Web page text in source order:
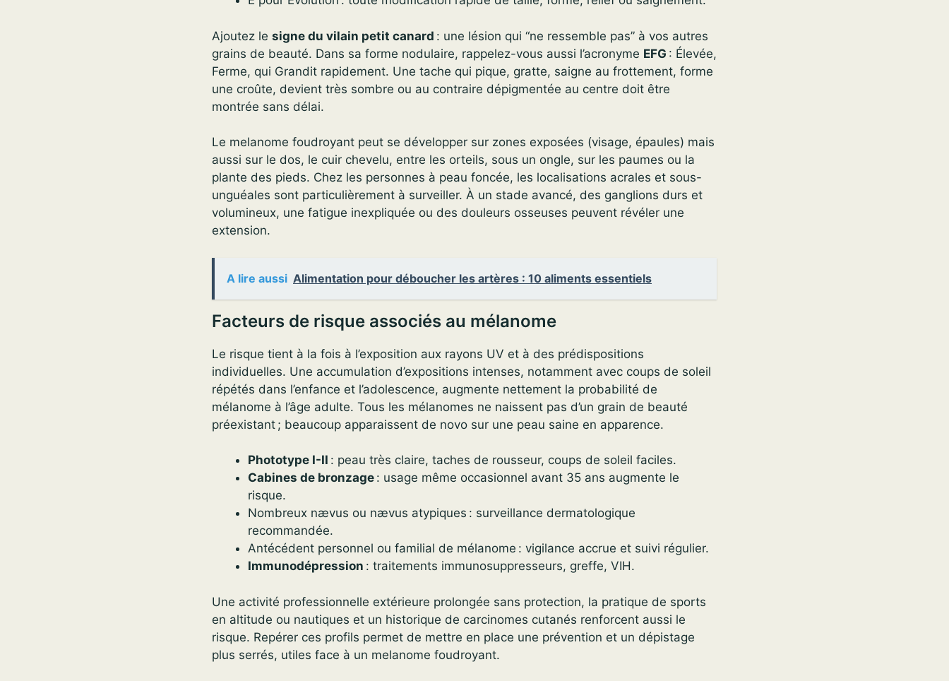
Ajoutez le signe du vilain petit canard : une lésion qui “ne ressemble pas” à vos autres
grains de beauté. Dans sa forme nodulaire, rappelez-vous aussi l’acronyme EFG : Élevée,
Ferme, qui Grandit rapidement. Une tache qui pique, gratte, saigne au frottement, forme
une croûte, devient très sombre ou au contraire dépigmentée au centre doit être
montrée sans délai.
Le melanome foudroyant peut se développer sur zones exposées (visage, épaules) mais
aussi sur le dos, le cuir chevelu, entre les orteils, sous un ongle, sur les paumes ou la
plante des pieds. Chez les personnes à peau foncée, les localisations acrales et sous-
unguéales sont particulièrement à surveiller. À un stade avancé, des ganglions durs et
volumineux, une fatigue inexpliquée ou des douleurs osseuses peuvent révéler une
extension.
A lire aussi Alimentation pour déboucher les artères : 10 aliments essentiels
Facteurs de risque associés au mélanome
Le risque tient à la fois à l’exposition aux rayons UV et à des prédispositions
individuelles. Une accumulation d’expositions intenses, notamment avec coups de soleil
répétés dans l’enfance et l’adolescence, augmente nettement la probabilité de
mélanome à l’âge adulte. Tous les mélanomes ne naissent pas d’un grain de beauté
préexistant ; beaucoup apparaissent de novo sur une peau saine en apparence.
Phototype I-II : peau très claire, taches de rousseur, coups de soleil faciles.
Cabines de bronzage : usage même occasionnel avant 35 ans augmente le
risque.
Nombreux nævus ou nævus atypiques : surveillance dermatologique
recommandée.
Antécédent personnel ou familial de mélanome : vigilance accrue et suivi régulier.
Immunodépression : traitements immunosuppresseurs, greffe, VIH.
Une activité professionnelle extérieure prolongée sans protection, la pratique de sports
en altitude ou nautiques et un historique de carcinomes cutanés renforcent aussi le
risque. Repérer ces profils permet de mettre en place une prévention et un dépistage
plus serrés, utiles face à un melanome foudroyant.